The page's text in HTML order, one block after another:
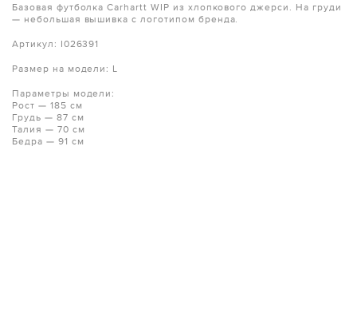
Базовая футболка Carhartt WIP из хлопкового джерси. На груди
— небольшая вышивка с логотипом бренда.
Артикул: I026391
Размер на модели: L
Параметры модели:
Рост — 185 см
Грудь — 87 см
Талия — 70 см
Бедра — 91 см